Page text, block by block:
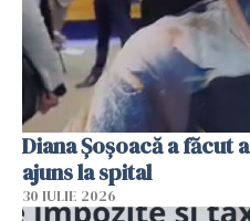
Diana Șoșoacă a făcut
ajuns la spital
30 IULIE 2026